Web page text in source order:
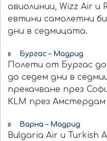
авиолинии, Wizz Air и
евтини самолетни
дни в седмицата.
» Бургас – Мадрид
Полети от Бургас
до седем дни в
прекачване през
KLM през Амстердам
» Варна – Мадрид
Bulgaria Air и Turkish